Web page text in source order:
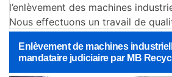
l’enlèvement des machines
Nous effectuons un travail de
Enlèvement de machines
mandataire judiciaire par MB